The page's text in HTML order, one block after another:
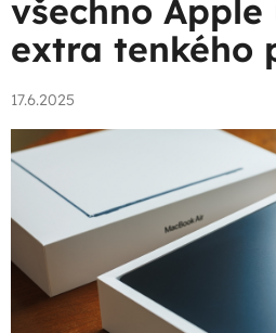
všechno
extra tenkého
17.6.2025